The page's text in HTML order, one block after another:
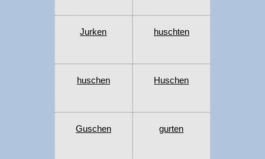
Jurken huschten
huschen Huschen
Guschen gurten